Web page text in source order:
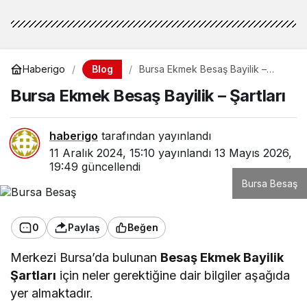
Haberigo Blog
Bursa Ekmek Besaş Bayilik –
Bursa Ekmek Besaş Bayilik – Şartları
haberigo tarafından yayınlandı
11 Aralık 2024, 15:10 yayınlandı 13 Mayıs 2026,
19:49 güncellendi
Bursa Besaş
0 Paylaş Beğen
Merkezi Bursa’da bulunan Besaş Ekmek Bayilik
Şartları için neler gerektiğine dair bilgiler aşağıda
yer almaktadır.